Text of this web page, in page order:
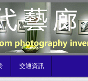
交通資訊